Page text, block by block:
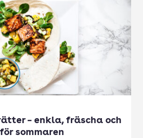
– enkla, fräscha och
sommaren